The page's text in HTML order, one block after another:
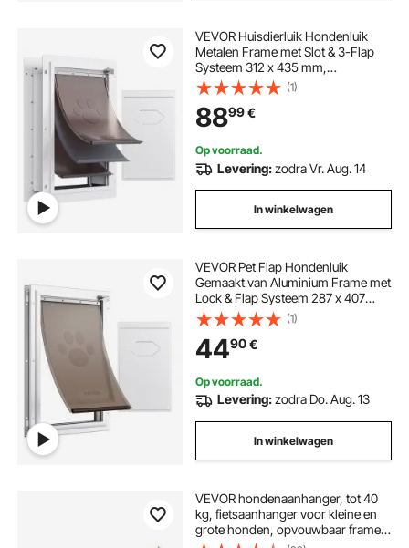
VEVOR Huisdierluik Hondenluik
Metalen Frame met Slot & 3-Flap
Systeem 312 x 435 mm,
Weerbestendig Hondenluik
Huisdierluik Geschikt voor Katten
Honden Kittens (Wit-M)
Eenvoudige Installatie
(1)
8899€
Op voorraad.
Levering:zodra Vr. Aug. 14
In winkelwagen
VEVOR Pet Flap Hondenluik
Gemaakt van Aluminium Frame met
Lock & Flap Systeem 287 x 407
mm, Weerbestendig Hondenluik
Huisdierdeur Geschikt voor Katten
Honden Kittens (Wit-M)
Eenvoudige Installatie
(1)
4490€
Op voorraad.
Levering:zodra Do. Aug. 13
In winkelwagen
VEVOR hondenaanhanger, tot 40
kg, fietsaanhanger voor kleine en
grote honden, opvouwbaar frame